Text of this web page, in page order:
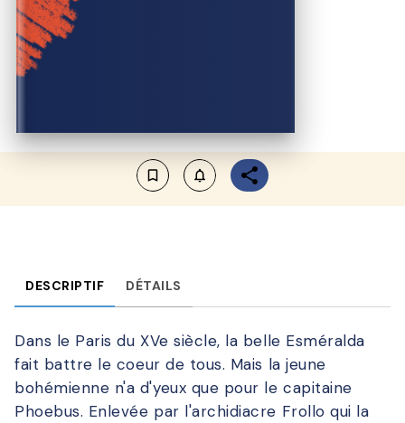
bookmark_border notifications_none_outlined
DESCRIPTIF DÉTAILS
Dans le Paris du XVe siècle, la belle Esméralda
fait battre le coeur de tous. Mais la jeune
bohémienne n'a d'yeux que pour le capitaine
Phoebus. Enlevée par l'archidiacre Frollo qui la